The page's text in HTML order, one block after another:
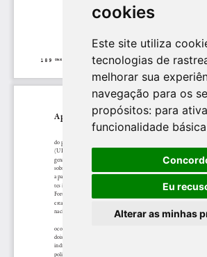
cookies
Este site utiliza
tecnologias de
melhorar sua
navegação para os
propósitos: para
funcionalidade
Eu
Alterar as minhas